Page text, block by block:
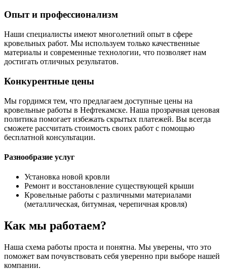
Опыт и профессионализм
Наши специалисты имеют многолетний опыт в сфере
кровельных работ. Мы используем только качественные
материалы и современные технологии, что позволяет нам
достигать отличных результатов.
Конкурентные цены
Мы гордимся тем, что предлагаем доступные цены на
кровельные работы в Нефтекамске. Наша прозрачная ценовая
политика помогает избежать скрытых платежей. Вы всегда
сможете рассчитать стоимость своих работ с помощью
бесплатной консультации.
Разнообразие услуг
Установка новой кровли
Ремонт и восстановление существующей крыши
Кровельные работы с различными материалами
(металлическая, битумная, черепичная кровля)
Как мы работаем?
Наша схема работы проста и понятна. Мы уверены, что это
поможет вам почувствовать себя уверенно при выборе нашей
компании.